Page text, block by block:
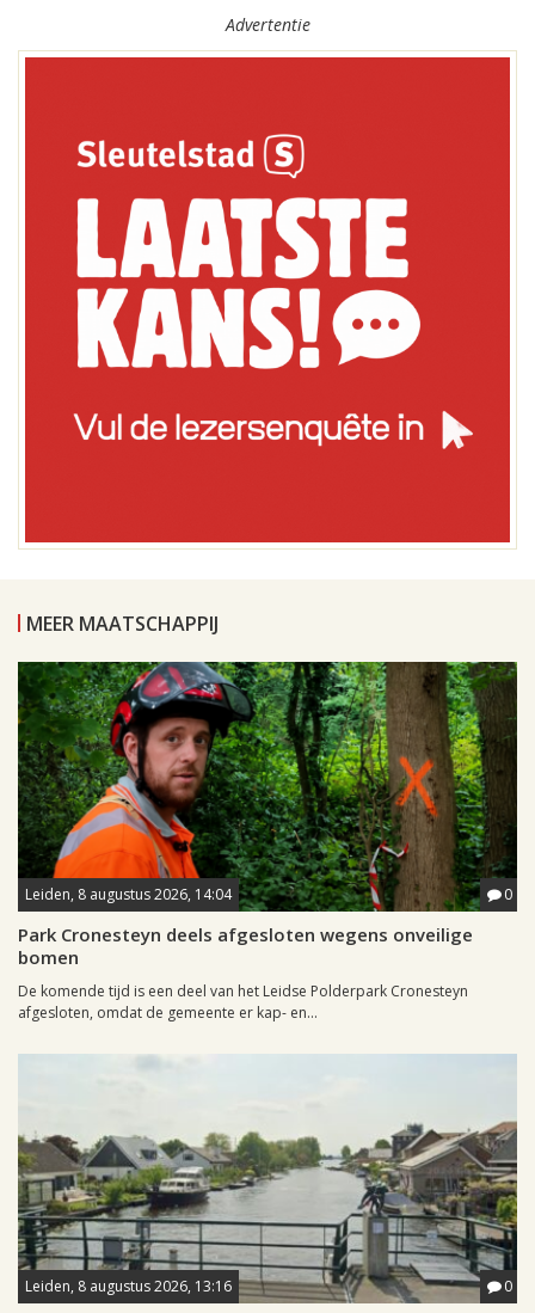
Advertentie
MEER MAATSCHAPPIJ
Leiden, 8 augustus 2026, 14:04 0
Park Cronesteyn deels afgesloten wegens onveilige
bomen
De komende tijd is een deel van het Leidse Polderpark Cronesteyn
afgesloten, omdat de gemeente er kap- en...
Leiden, 8 augustus 2026, 13:16 0